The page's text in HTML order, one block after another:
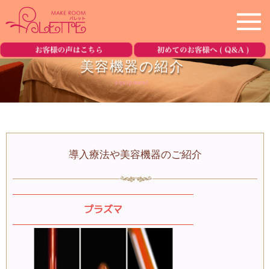
ホーム
サロン紹介 salon
美容機器の紹介 equipment
ブログ blog
ご予約・お問合せ reservation
美容機器の紹介
equipment
導入療法や美容機器のご紹介
プラズマ